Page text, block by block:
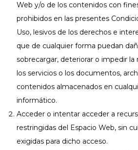
Web y/o de los contenidos con
prohibidos en las presentes
Uso, lesivos de los derechos e
que de cualquier forma puedan
sobrecargar, deteriorar o impedir
los servicios o los documentos,
contenidos almacenados en
informático.
Acceder o intentar acceder a
restringidas del Espacio Web, sin
exigidas para dicho acceso.